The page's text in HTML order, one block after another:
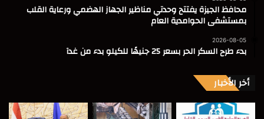
محافظ الجيزة يفتتح وحدتي مناظير الجهاز الهضمي ورعاية القلب
بمستشفى الحوامدية العام
2026-08-05
بدء طرح السكر الحر بسعر 25 جنيهًا للكيلو بدء من غدآ
أخر الأخبار